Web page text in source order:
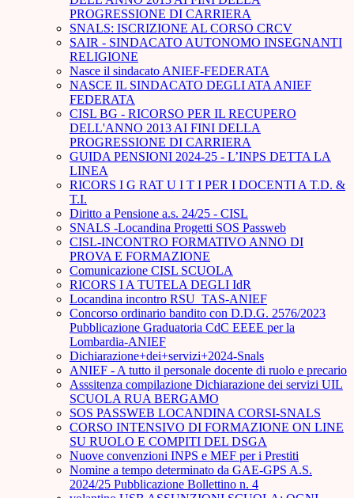
PROGRESSIONE DI CARRIERA
SNALS: ISCRIZIONE AL CORSO CRCV
SAIR - SINDACATO AUTONOMO INSEGNANTI
RELIGIONE
Nasce il sindacato ANIEF-FEDERATA
NASCE IL SINDACATO DEGLI ATA ANIEF
FEDERATA
CISL BG - RICORSO PER IL RECUPERO
DELL'ANNO 2013 AI FINI DELLA
PROGRESSIONE DI CARRIERA
GUIDA PENSIONI 2024-25 - L’INPS DETTA LA
LINEA
RICORS I G RAT U I T I PER I DOCENTI A T.D. &
T.I.
Diritto a Pensione a.s. 24/25 - CISL
SNALS -Locandina Progetti SOS Passweb
CISL-INCONTRO FORMATIVO ANNO DI
PROVA E FORMAZIONE
Comunicazione CISL SCUOLA
RICORS I A TUTELA DEGLI IdR
Locandina incontro RSU_TAS-ANIEF
Concorso ordinario bandito con D.D.G. 2576/2023
Pubblicazione Graduatoria CdC EEEE per la
Lombardia-ANIEF
Dichiarazione+dei+servizi+2024-Snals
ANIEF - A tutto il personale docente di ruolo e precario
Asssitenza compilazione Dichiarazione dei servizi UIL
SCUOLA RUA BERGAMO
SOS PASSWEB LOCANDINA CORSI-SNALS
CORSO INTENSIVO DI FORMAZIONE ON LINE
SU RUOLO E COMPITI DEL DSGA
Nuove convenzioni INPS e MEF per i Prestiti
Nomine a tempo determinato da GAE-GPS A.S.
2024/25 Pubblicazione Bollettino n. 4